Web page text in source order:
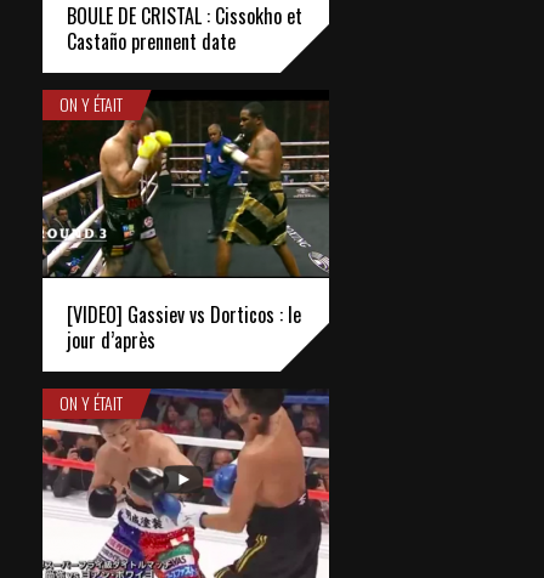
BOULE DE CRISTAL : Cissokho et
Castaño prennent date
ON Y ÉTAIT
[VIDEO] Gassiev vs Dorticos : le
jour d’après
ON Y ÉTAIT